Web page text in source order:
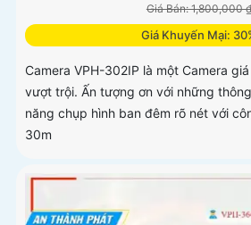
Giá Bán: 1,800,000 ₫
Giá Khuyến Mại:
Camera VPH-302IP là một Camera
vượt trội. Ấn tượng ơn với những
năng chụp hình ban đêm rõ nét với
30m